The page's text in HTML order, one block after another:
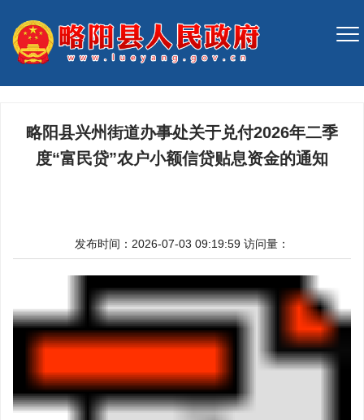
略阳县兴州街道办事处关于兑付2026年二季
度“富民贷”农户小额信贷贴息资金的通知
发布时间：2026-07-03 09:19:59 访问量：